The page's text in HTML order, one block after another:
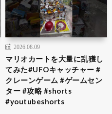
2026.08.09
マリオカートを大量に乱獲し
てみた#UFOキャッチャー #
クレーンゲーム #ゲームセン
ター #攻略 #shorts
#youtubeshorts